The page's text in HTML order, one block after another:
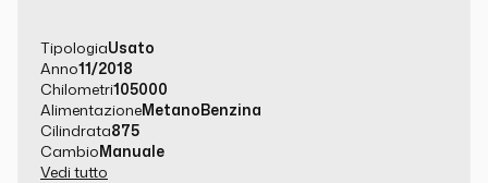
TipologiaUsato
Anno11/2018
Chilometri105000
AlimentazioneMetanoBenzina
Cilindrata875
CambioManuale
Vedi tutto